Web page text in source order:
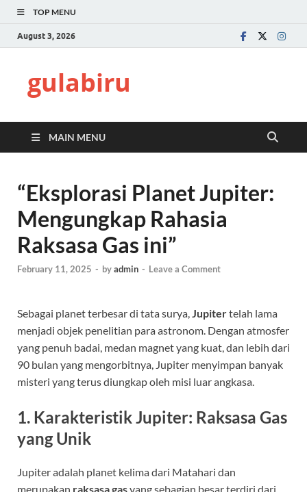
TOP MENU
August 3, 2026
gulabiru
MAIN MENU
“Eksplorasi Planet Jupiter:
Mengungkap Rahasia
Raksasa Gas ini”
February 11, 2025 - byadmin - Leave a Comment
Sebagai planet terbesar di tata surya, Jupitertelah lama
menjadi objek penelitian para astronom. Dengan atmosfer
yang penuh badai, medan magnet yang kuat, dan lebih dari
90 bulan yang mengorbitnya, Jupiter menyimpan banyak
misteri yang terus diungkap oleh misi luar angkasa.
1. Karakteristik Jupiter: Raksasa Gas
yang Unik
Jupiter adalah planet kelima dari Matahari dan
merupakan raksasa gasyang sebagian besar terdiri dari